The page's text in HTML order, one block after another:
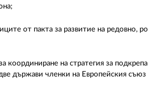
от пакта за развитие на редовно,
на стратегия за
държави членки на Европейския